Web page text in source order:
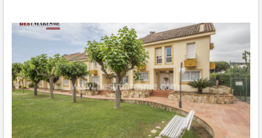
en
el
de
Cabrils
a
la
venta